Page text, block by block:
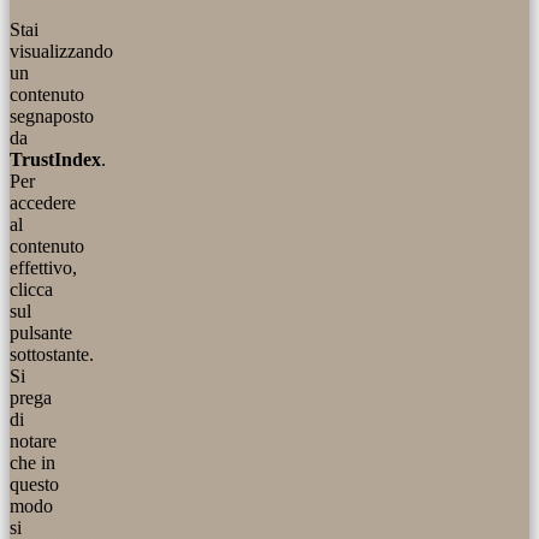
Stai
visualizzando
un
contenuto
segnaposto
da
TrustIndex.
Per
accedere
al
contenuto
effettivo,
clicca
sul
pulsante
sottostante.
Si
prega
di
notare
che in
questo
modo
si